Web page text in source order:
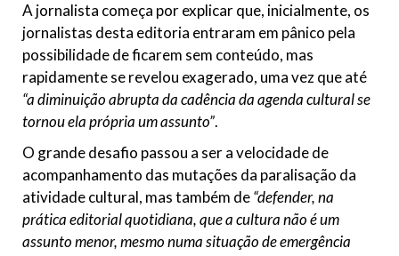
A jornalista começa por explicar que, inicialmente, os
jornalistas desta editoria entraram em pânico pela
possibilidade de ficarem sem conteúdo, mas
rapidamente se revelou exagerado, uma vez que até
“a diminuição abrupta da cadência da agenda cultural se
tornou ela própria um assunto”.
O grande desafio passou a ser a velocidade de
acompanhamento das mutações da paralisação da
atividade cultural, mas também de“defender, na
prática editorial quotidiana, que a cultura não é um
assunto menor, mesmo numa situação de emergência